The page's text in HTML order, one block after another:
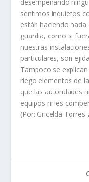
desempeñando
sentimos inquietos
están haciendo
guardia, como si
nuestras
particulares, son
Tampoco se
riego elementos de
que las autoridades
equipos ni les
(Por: Gricelda Torres